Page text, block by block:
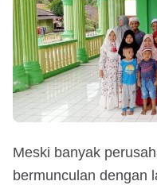
Meski banyak
bermunculan dengan